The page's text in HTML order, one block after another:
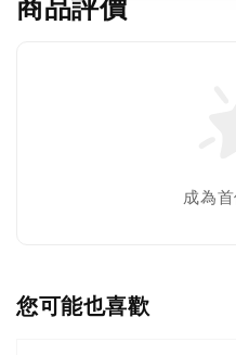
商品評價
成為
您可能也喜歡